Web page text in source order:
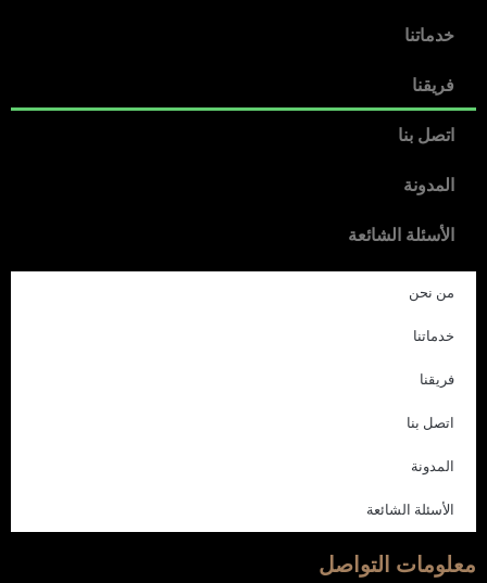
خدماتنا
فريقنا
اتصل بنا
المدونة
الأسئلة الشائعة
من نحن
خدماتنا
فريقنا
اتصل بنا
المدونة
الأسئلة الشائعة
معلومات التواصل